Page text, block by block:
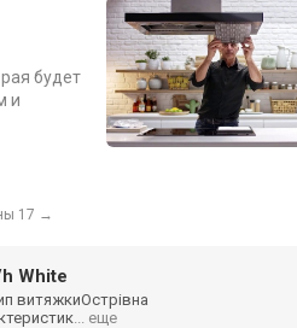
будет
и
17 →
White
витяжкиОстрівна
... еще